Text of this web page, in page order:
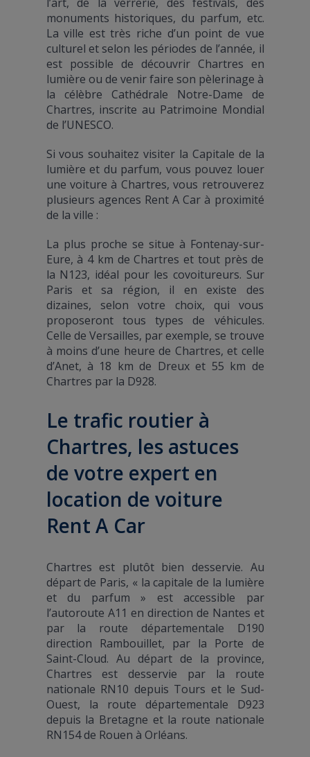
monuments historiques, du parfum, etc.
La ville est très riche d’un point de vue
culturel et selon les périodes de l’année, il
est possible de découvrir Chartres en
lumière ou de venir faire son pèlerinage à
la célèbre Cathédrale Notre-Dame de
Chartres, inscrite au Patrimoine Mondial
de l’UNESCO.
Si vous souhaitez visiter la Capitale de la
lumière et du parfum, vous pouvez louer
une voiture à Chartres, vous retrouverez
plusieurs agences Rent A Car à proximité
de la ville :
La plus proche se situe à Fontenay-sur-
Eure, à 4 km de Chartres et tout près de
la N123, idéal pour les covoitureurs. Sur
Paris et sa région, il en existe des
dizaines, selon votre choix, qui vous
proposeront tous types de véhicules.
Celle de Versailles, par exemple, se trouve
à moins d’une heure de Chartres, et celle
d’Anet, à 18 km de Dreux et 55 km de
Chartres par la D928.
Le trafic routier à
Chartres, les astuces
de votre expert en
location de voiture
Rent A Car
Chartres est plutôt bien desservie. Au
départ de Paris, « la capitale de la lumière
et du parfum » est accessible par
l’autoroute A11 en direction de Nantes et
par la route départementale D190
direction Rambouillet, par la Porte de
Saint-Cloud. Au départ de la province,
Chartres est desservie par la route
nationale RN10 depuis Tours et le Sud-
Ouest, la route départementale D923
depuis la Bretagne et la route nationale
RN154 de Rouen à Orléans.